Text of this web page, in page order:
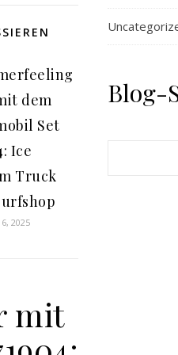
dem
Set
Ice
Truck
2025
mit
Blog-